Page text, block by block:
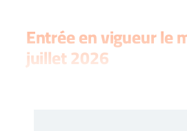
Entrée en vigueur le
juillet 2026